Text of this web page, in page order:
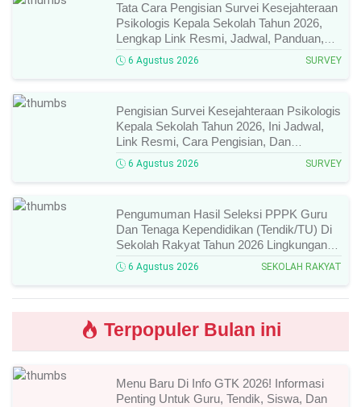
Tata Cara Pengisian Survei Kesejahteraan
Psikologis Kepala Sekolah Tahun 2026,
Lengkap Link Resmi, Jadwal, Panduan,
Dan Hal Yang Wajib Diperhatikan!
6 Agustus 2026 SURVEY
Pengisian Survei Kesejahteraan Psikologis
Kepala Sekolah Tahun 2026, Ini Jadwal,
Link Resmi, Cara Pengisian, Dan
Ketentuan Lengkapnya!
6 Agustus 2026 SURVEY
Pengumuman Hasil Seleksi PPPK Guru
Dan Tenaga Kependidikan (Tendik/TU) Di
Sekolah Rakyat Tahun 2026 Lingkungan
Kementerian Sosial RI, Ini Daftar Nama
Peserta Yang Lolos!
6 Agustus 2026 SEKOLAH RAKYAT
Terpopuler Bulan ini
Menu Baru Di Info GTK 2026! Informasi
Penting Untuk Guru, Tendik, Siswa, Dan